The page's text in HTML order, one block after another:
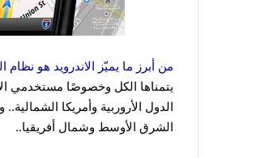
من أبرز ما يميّز الاندرويد هو
يتمناها الكل وخصوصًا مستخدمي
الدول الأروربية وأمريكا
الشرق الأوسط وشمال أفريقيا..